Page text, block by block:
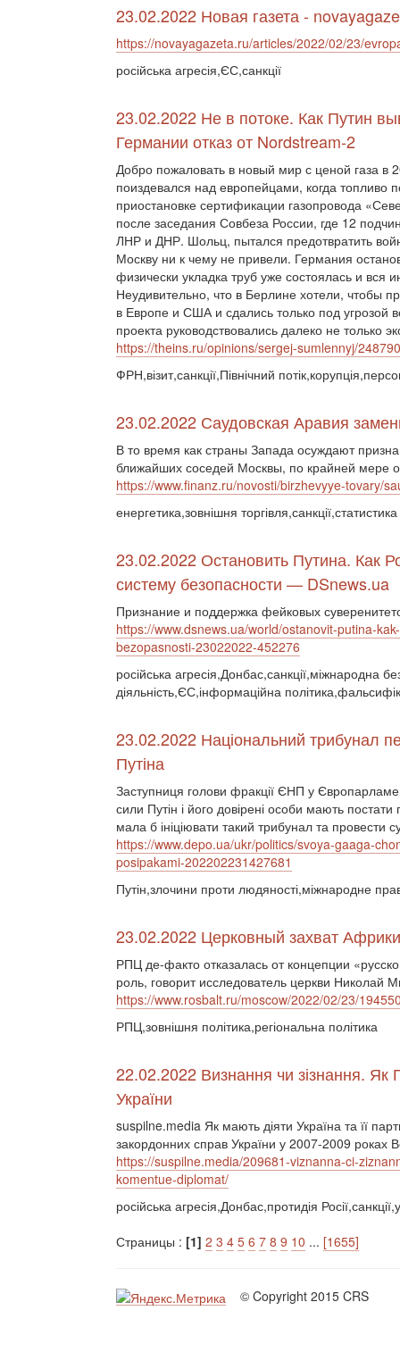
23.02.2022 Новая газета -
https://novayagazeta.ru/articles/2022/02/23/
російська агресія,ЄС,санкції
23.02.2022 Не в потоке. Как Путин
Германии отказ от Nordstream-2
Добро пожаловать в новый мир с ценой газа в
поиздевался над европейцами, когда топливо
приостановке сертификации газопровода
после заседания Совбеза России, где 12
ЛНР и ДНР. Шольц, пытался предотвратить
Москву ни к чему не привели. Германия
физически укладка труб уже состоялась и
Неудивительно, что в Берлине хотели, чтобы
в Европе и США и сдались только под
проекта руководствовались далеко не только
https://theins.ru/opinions/sergej-sumlennyj/248790
ФРН,візит,санкції,Північний
23.02.2022 Саудовская Аравия
В то время как страны Запада осуждают
ближайших соседей Москвы, по крайней мере
https://www.finanz.ru/novosti/birzhevyye-tovary/
енергетика,зовнішня торгівля,санкції,статистика
23.02.2022 Остановить Путина. Как
систему безопасности — DSnews.ua
Признание и поддержка фейковых
https://www.dsnews.ua/world/ostanovit-putina-
bezopasnosti-23022022-452276
російська агресія,Донбас,санкції,міжнародна
діяльність,ЄС,інформаційна
23.02.2022 Національний трибунал
Путіна
Заступниця голови фракції ЄНП у
сили Путін і його довірені особи мають
мала б ініціювати такий трибунал та провести
https://www.depo.ua/ukr/politics/svoya-gaaga-
posipakami-202202231427681
Путін,злочини проти людяності,міжнародне
23.02.2022 Церковный захват
РПЦ де-факто отказалась от концепции
роль, говорит исследователь церкви Николай
https://www.rosbalt.ru/moscow/2022/02/23/
РПЦ,зовнішня політика,регіональна політика
22.02.2022 Визнання чи зізнання. Як
України
suspilne.media Як мають діяти Україна та її
закордонних справ України у 2007-2009 роках
https://suspilne.media/209681-viznanna-ci-
komentue-diplomat/
російська агресія,Донбас,протидія
Страницы : [1] 2 3 4 5 6 7 8 9 10 ... [1655]
© Copyright 2015 CRS